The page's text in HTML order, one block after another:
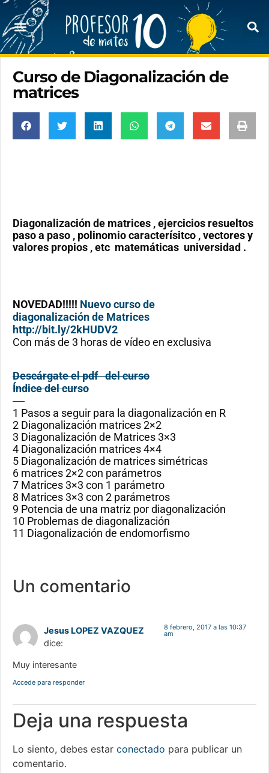
Curso de Diagonalización de
matrices
Diagonalización de matrices , ejercicios resueltos
paso a paso , polinomio caracterísitco , vectores y
valores propios , etc matemáticas universidad .
NOVEDAD!!!!! Nuevo curso de
diagonalización de Matrices
http://bit.ly/2kHUDV2
Con más de 3 horas de vídeo en exclusiva
Descárgate el pdf del curso
Índice del curso
1 Pasos a seguir para la diagonalización en R
2 Diagonalización matrices 2×2
3 Diagonalización de Matrices 3×3
4 Diagonalización matrices 4×4
5 Diagonalización de matrices simétricas
6 matrices 2×2 con parámetros
7 Matrices 3×3 con 1 parámetro
8 Matrices 3×3 con 2 parámetros
9 Potencia de una matriz por diagonalización
10 Problemas de diagonalización
11 Diagonalización de endomorfismo
Un comentario
Jesus LOPEZ VAZQUEZ
dice:
8 febrero, 2017 a las 10:37
am
Muy interesante
Accede para responder
Deja una respuesta
Lo siento, debes estar conectado para publicar un
comentario.